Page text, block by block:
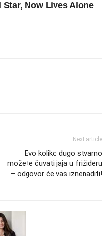
Next article
Evo koliko dugo stvarno
možete čuvati jaja u frižideru
– odgovor će vas iznenaditi!